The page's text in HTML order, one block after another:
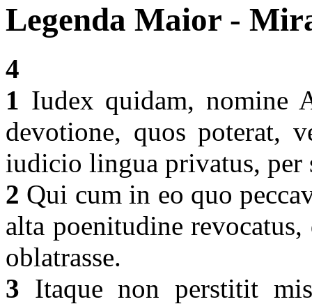
Legenda Maior -
4
1 Iudex quidam, nomine
devotione, quos poterat,
iudicio lingua privatus,
2 Qui cum in eo quo
alta poenitudine
oblatrasse.
3 Itaque non perstitit